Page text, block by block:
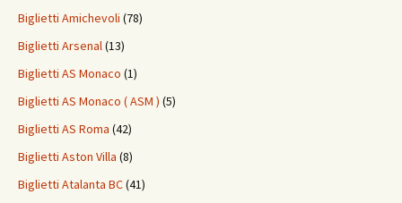
Biglietti Amichevoli (78)
Biglietti Arsenal(13)
Biglietti AS Monaco (1)
Biglietti AS Monaco ( ASM ) (5)
Biglietti AS Roma (42)
Biglietti Aston Villa (8)
Biglietti Atalanta BC(41)